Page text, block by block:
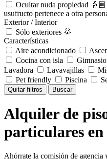
Ocultar nuda propiedad 👵🏼
usufructo pertenece a otra
Exterior / Interior
Sólo exteriores 🌞
Características
Aire acondicionado
Cocina con isla
Gimnasio
Lavadora
Lavavajillas
Pet friendly
Piscina
Quitar filtros Buscar
Alquiler de
particulares en
Ahórrate la comisión de agencia